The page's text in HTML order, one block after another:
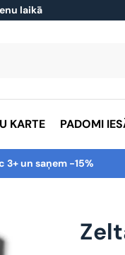
laikā
KARTE PADOMI
3+ un saņem -15%